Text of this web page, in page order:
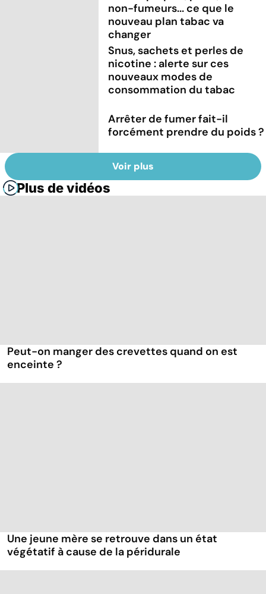
non-fumeurs... ce que le
nouveau plan tabac va
changer
Snus, sachets et perles de
nicotine : alerte sur ces
nouveaux modes de
consommation du tabac
Arrêter de fumer fait-il
forcément prendre du poids ?
Voir plus
Plus de vidéos
Peut-on manger des crevettes quand on est
enceinte ?
Une jeune mère se retrouve dans un état
végétatif à cause de la péridurale